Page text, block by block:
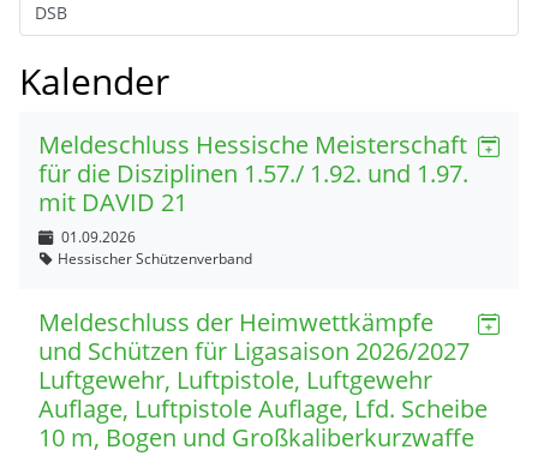
DSB
Kalender
Meldeschluss Hessische Meisterschaft
für die Disziplinen 1.57./ 1.92. und 1.97.
mit DAVID 21
01.09.2026
Hessischer Schützenverband
Meldeschluss der Heimwettkämpfe
und Schützen für Ligasaison 2026/2027
Luftgewehr, Luftpistole, Luftgewehr
Auflage, Luftpistole Auflage, Lfd. Scheibe
10 m, Bogen und Großkaliberkurzwaffe